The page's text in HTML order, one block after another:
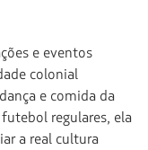
e eventos
colonial
e comida da
regulares, ela
a real cultura